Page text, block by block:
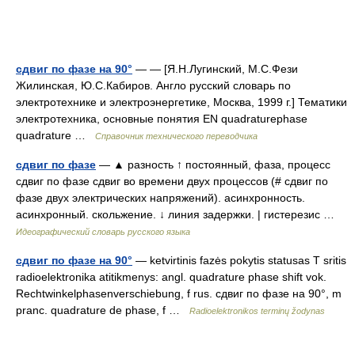
сдвиг по фазе на 90° — — [Я.Н.Лугинский, М.С.Фези
Жилинская, Ю.С.Кабиров. Англо русский словарь по
электротехнике и электроэнергетике, Москва, 1999 г.] Тематики
электротехника, основные понятия EN quadraturephase
quadrature …
Справочник технического переводчика
сдвиг по фазе — ▲ разность ↑ постоянный, фаза, процесс
сдвиг по фазе сдвиг во времени двух процессов (# сдвиг по
фазе двух электрических напряжений). асинхронность.
асинхронный. скольжение. ↓ линия задержки. | гистерезис …
Идеографический словарь русского языка
сдвиг по фазе на 90° — ketvirtinis fazės pokytis statusas T sritis
radioelektronika atitikmenys: angl. quadrature phase shift vok.
Rechtwinkelphasenverschiebung, f rus. сдвиг по фазе на 90°, m
pranc. quadrature de phase, f …
Radioelektronikos terminų žodynas